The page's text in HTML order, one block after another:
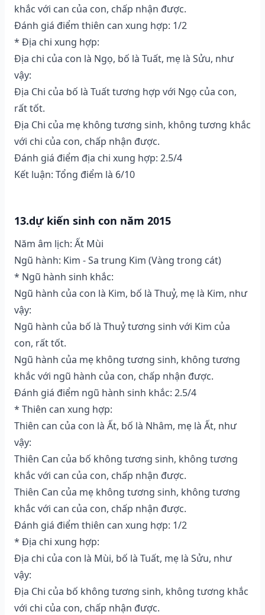
khắc với can của con, chấp nhận được.
Đánh giá điểm thiên can xung hợp: 1/2
* Địa chi xung hợp:
Địa chi của con là Ngọ, bố là Tuất, mẹ là Sửu, như
vậy:
Địa Chi của bố là Tuất tương hợp với Ngọ của con,
rất tốt.
Địa Chi của mẹ không tương sinh, không tương khắc
với chi của con, chấp nhận được.
Đánh giá điểm địa chi xung hợp: 2.5/4
Kết luận: Tổng điểm là 6/10
13.dự kiến sinh con năm 2015
Năm âm lịch: Ất Mùi
Ngũ hành: Kim - Sa trung Kim (Vàng trong cát)
* Ngũ hành sinh khắc:
Ngũ hành của con là Kim, bố là Thuỷ, mẹ là Kim, như
vậy:
Ngũ hành của bố là Thuỷ tương sinh với Kim của
con, rất tốt.
Ngũ hành của mẹ không tương sinh, không tương
khắc với ngũ hành của con, chấp nhận được.
Đánh giá điểm ngũ hành sinh khắc: 2.5/4
* Thiên can xung hợp:
Thiên can của con là Ất, bố là Nhâm, mẹ là Ất, như
vậy:
Thiên Can của bố không tương sinh, không tương
khắc với can của con, chấp nhận được.
Thiên Can của mẹ không tương sinh, không tương
khắc với can của con, chấp nhận được.
Đánh giá điểm thiên can xung hợp: 1/2
* Địa chi xung hợp:
Địa chi của con là Mùi, bố là Tuất, mẹ là Sửu, như
vậy:
Địa Chi của bố không tương sinh, không tương khắc
với chi của con, chấp nhận được.